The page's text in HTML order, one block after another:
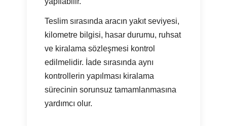
Teslim sırasında aracın yakıt seviyesi,
kilometre bilgisi, hasar durumu, ruhsat
ve kiralama sözleşmesi kontrol
edilmelidir. İade sırasında aynı
kontrollerin yapılması kiralama
sürecinin sorunsuz tamamlanmasına
yardımcı olur.